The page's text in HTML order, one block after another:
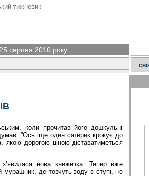
тижневик
серпня 2010 року
коли прочитав його дошкульні
”Ось іще один сатирик крокує до
якою дорогою ціною діставатиметься
нова книжечка. Тепер вже
мурашник, де товчуть воду в ступі, не